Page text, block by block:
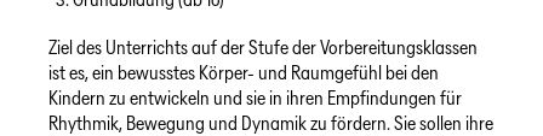
Ziel des Unterrichts auf der Stufe der Vorbereitungsklassen
ist es, ein bewusstes Körper- und Raumgefühl bei den
Kindern zu entwickeln und sie in ihren Empfindungen für
Rhythmik, Bewegung und Dynamik zu fördern. Sie sollen ihre